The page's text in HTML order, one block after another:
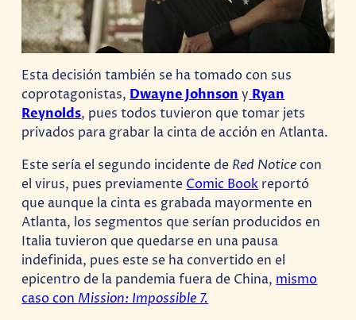
Esta decisión también se ha tomado con sus
coprotagonistas,Dwayne JohnsonyRyan
Reynolds, pues todos tuvieron que tomar jets
privados para grabar la cinta de acción en Atlanta.
Este sería el segundo incidente de Red Noticecon
el virus, pues previamente Comic Book reportó
que aunque la cinta es grabada mayormente en
Atlanta, los segmentos que serían producidos en
Italia tuvieron que quedarse en una pausa
indefinida, pues este se ha convertido en el
epicentro de la pandemia fuera de China, mismo
caso con Mission: Impossible 7.